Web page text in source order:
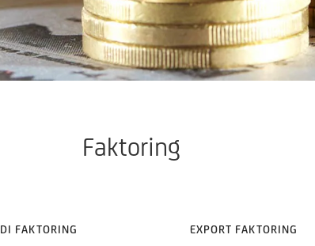
Faktoring
FAKTORING EXPORT FAKTORING